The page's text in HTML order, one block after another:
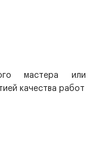
мастера или
качества работ